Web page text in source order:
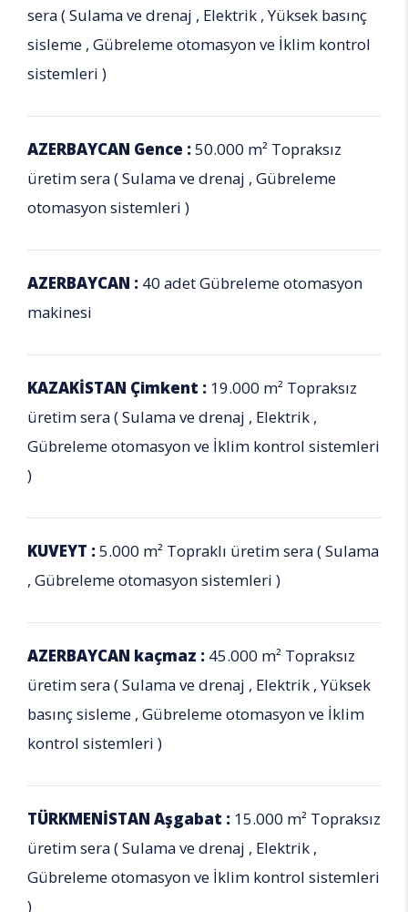
sera ( Sulama ve drenaj , Elektrik , Yüksek basınç
sisleme , Gübreleme otomasyon ve İklim kontrol
sistemleri )
AZERBAYCAN Gence :50.000 m² Topraksız
üretim sera ( Sulama ve drenaj , Gübreleme
otomasyon sistemleri )
AZERBAYCAN : 40 adet Gübreleme otomasyon
makinesi
KAZAKİSTAN Çimkent : 19.000 m² Topraksız
üretim sera ( Sulama ve drenaj , Elektrik ,
Gübreleme otomasyon ve İklim kontrol sistemleri
)
KUVEYT :5.000 m² Topraklı üretim sera ( Sulama
, Gübreleme otomasyon sistemleri )
AZERBAYCAN kaçmaz : 45.000 m² Topraksız
üretim sera ( Sulama ve drenaj , Elektrik , Yüksek
basınç sisleme , Gübreleme otomasyon ve İklim
kontrol sistemleri )
TÜRKMENİSTAN Aşgabat : 15.000 m² Topraksız
üretim sera ( Sulama ve drenaj , Elektrik ,
Gübreleme otomasyon ve İklim kontrol sistemleri
)